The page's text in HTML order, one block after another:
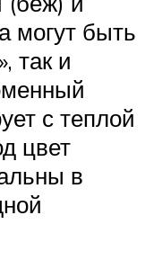
могут быть
так и
с теплой
цвет
в